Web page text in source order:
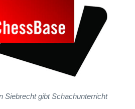
Siebrecht gibt Schachunterricht